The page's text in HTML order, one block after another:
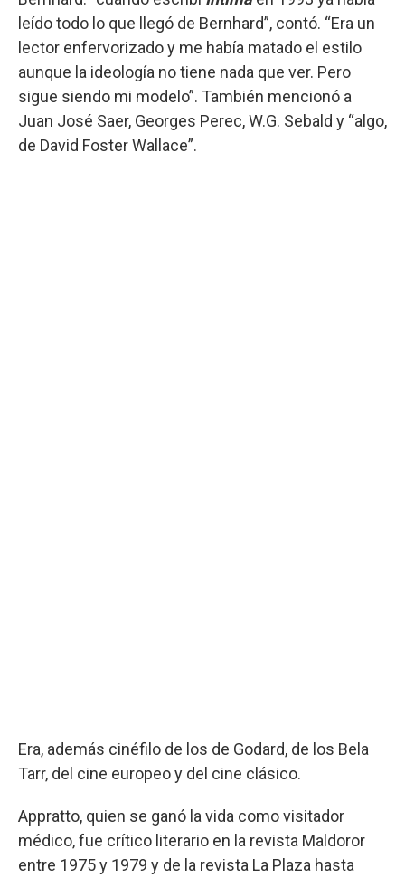
leído todo lo que llegó de Bernhard”, contó. “Era un
lector enfervorizado y me había matado el estilo
aunque la ideología no tiene nada que ver. Pero
sigue siendo mi modelo”. También mencionó a
Juan José Saer, Georges Perec, W.G. Sebald y “algo,
de David Foster Wallace”.
Era, además cinéfilo de los de Godard, de los Bela
Tarr, del cine europeo y del cine clásico.
Appratto, quien se ganó la vida como visitador
médico, fue crítico literario en la revista Maldoror
entre 1975 y 1979 y de la revista La Plaza hasta